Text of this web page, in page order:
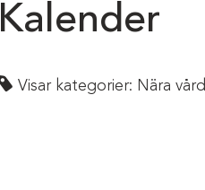
Kalender
Visar kategorier: Nära vård